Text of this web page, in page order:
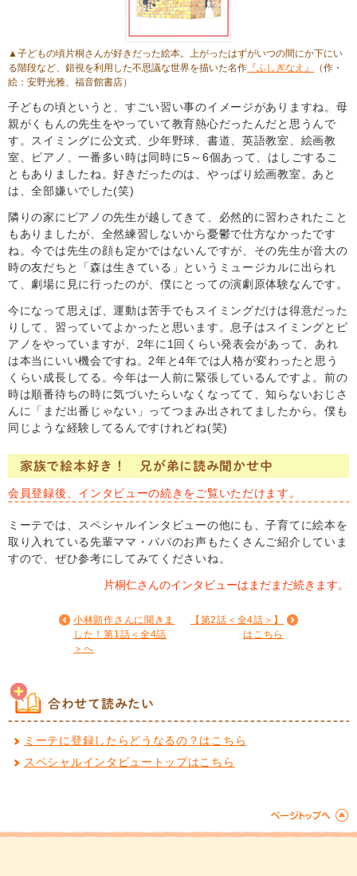
▲子どもの頃片桐さんが好きだった絵本。上がったはずがいつの間にか下にい
る階段など、錯視を利用した不思議な世界を描いた名作 『ふしぎなえ』
（作・
絵：安野光雅、福音館書店）
子どもの頃というと、すごい習い事のイメージがありますね。母
親がくもんの先生をやっていて教育熱心だったんだと思うんで
す。スイミングに公文式、少年野球、書道、英語教室、絵画教
室、ピアノ、一番多い時は同時に5～6個あって、はしごするこ
ともありましたね。好きだったのは、やっぱり絵画教室。あと
は、全部嫌いでした(笑)
隣りの家にピアノの先生が越してきて、必然的に習わされたこと
もありましたが、全然練習しないから憂鬱で仕方なかったです
ね。今では先生の顔も定かではないんですが、その先生が音大の
時の友だちと「森は生きている」というミュージカルに出られ
て、劇場に見に行ったのが、僕にとっての演劇原体験なんです。
今になって思えば、運動は苦手でもスイミングだけは得意だった
りして、習っていてよかったと思います。息子はスイミングとピ
アノをやっていますが、2年に1回くらい発表会があって、あれ
は本当にいい機会ですね。2年と4年では人格が変わったと思う
くらい成長してる。今年は一人前に緊張しているんですよ。前の
時は順番待ちの時に気づいたらいなくなってて、知らないおじさ
んに「まだ出番じゃない」ってつまみ出されてましたから。僕も
同じような経験してるんですけれどね(笑)
家族で絵本好き！ 兄が弟に読み聞かせ中
会員登録後、インタビューの続きをご覧いただけます。
ミーテでは、スペシャルインタビューの他にも、子育てに絵本を
取り入れている先輩ママ・パパのお声もたくさんご紹介していま
すので、ぜひ参考にしてみてくださいね。
片桐仁さんのインタビューはまだまだ続きます。
【第2話＜全4話＞】
はこちら
小林顕作さんに聞きま
した！第1話＜全4話
＞へ
合わせて読みたい
ミーテに登録したらどうなるの？はこちら
スペシャルインタビュートップはこちら